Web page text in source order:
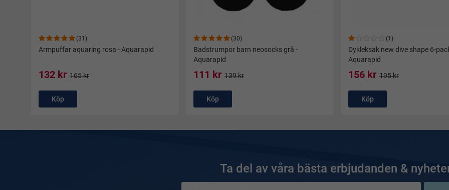
(31)
Armpuffar aquaring rosa - Aquarapid
132 kr 165 kr
Köp
(30)
Badstrumpor barn neosocks grå -
Aquarapid
111 kr 139 kr
Köp
(1)
Dykleksak new dive shape 6-
Aquarapid
156 kr 195 kr
Köp
Ta del av våra bästa erbjudanden &